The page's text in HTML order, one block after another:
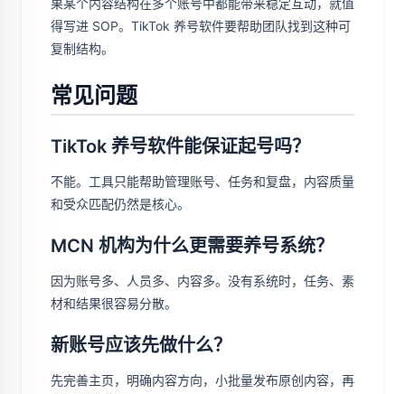
果某个内容结构在多个账号中都能带来稳定互动，就值
得写进 SOP。TikTok 养号软件要帮助团队找到这种可
复制结构。
常见问题
TikTok 养号软件能保证起号吗？
不能。工具只能帮助管理账号、任务和复盘，内容质量
和受众匹配仍然是核心。
MCN 机构为什么更需要养号系统？
因为账号多、人员多、内容多。没有系统时，任务、素
材和结果很容易分散。
新账号应该先做什么？
先完善主页，明确内容方向，小批量发布原创内容，再